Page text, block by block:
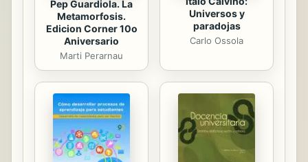
Pep Guardiola. La
Metamorfosis.
Edicion Corner 10o
Aniversario
Marti Perarnau
Universos y
paradojas
Carlo Ossola